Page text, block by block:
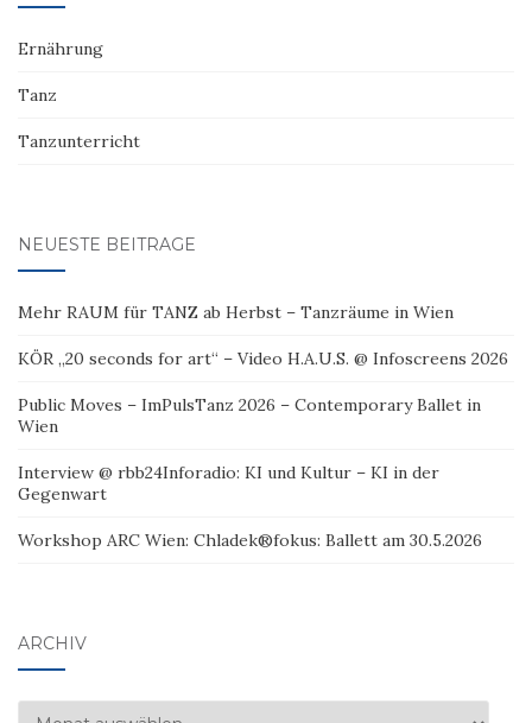
Ernährung
Tanz
Tanzunterricht
NEUESTE BEITRÄGE
Mehr RAUM für TANZ ab Herbst – Tanzräume in Wien
KÖR „20 seconds for art“ – Video H.A.U.S. @ Infoscreens 2026
Public Moves – ImPulsTanz 2026 – Contemporary Ballet in
Wien
Interview @ rbb24Inforadio: KI und Kultur – KI in der
Gegenwart
Workshop ARC Wien: Chladek®fokus: Ballett am 30.5.2026
ARCHIV
Archiv